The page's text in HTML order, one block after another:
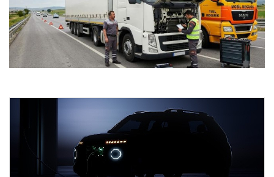
25.07.2026 09:22
Gaziantep Geneli Araç Enerji Sistemleri – Gaziantep Akü